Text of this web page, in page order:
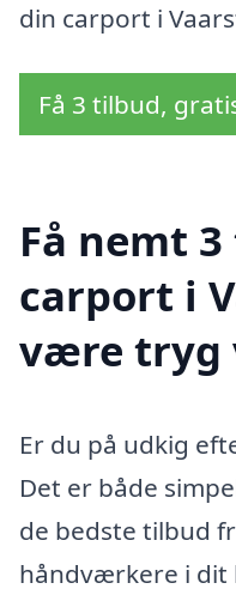
din carport i
Få 3 tilbud,
Få nemt
carport i
være tryg
Er du på udkig
Det er både
de bedste tilbud
håndværkere i dit